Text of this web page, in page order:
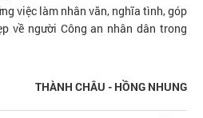
việc làm nhân văn, nghĩa tình, góp
về người Công an nhân dân trong
THÀNH CHÂU - HỒNG NHUNG